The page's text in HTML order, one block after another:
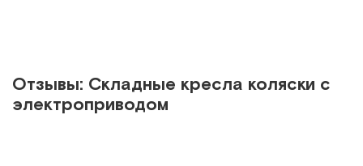
Отзывы: Складные кресла коляски с
электроприводом